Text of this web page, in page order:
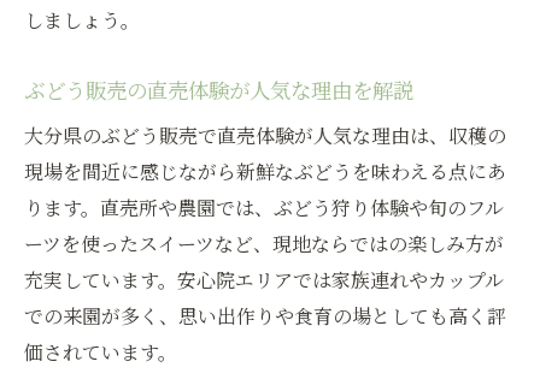
しましょう。
ぶどう販売の直売体験が人気な理由を解説
大分県のぶどう販売で直売体験が人気な理由は、収穫の
現場を間近に感じながら新鮮なぶどうを味わえる点にあ
ります。直売所や農園では、ぶどう狩り体験や旬のフル
ーツを使ったスイーツなど、現地ならではの楽しみ方が
充実しています。安心院エリアでは家族連れやカップル
での来園が多く、思い出作りや食育の場としても高く評
価されています。